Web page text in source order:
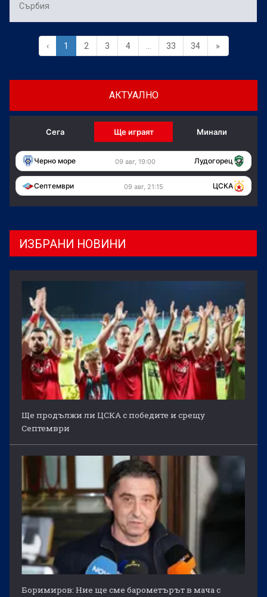
Сърбия
‹ 1 2 3 4 33 34 »
АКТУАЛНО
Сега Ще играят Минали
Черно море 09 авг, 19:00 Лудогорец
Септември 09 авг, 21:15 ЦСКА
ИЗБРАНИ НОВИНИ
Ще продължи ли ЦСКА с победите и срещу
Септември
Боримиров: Ние ще сме барометърът в мача с